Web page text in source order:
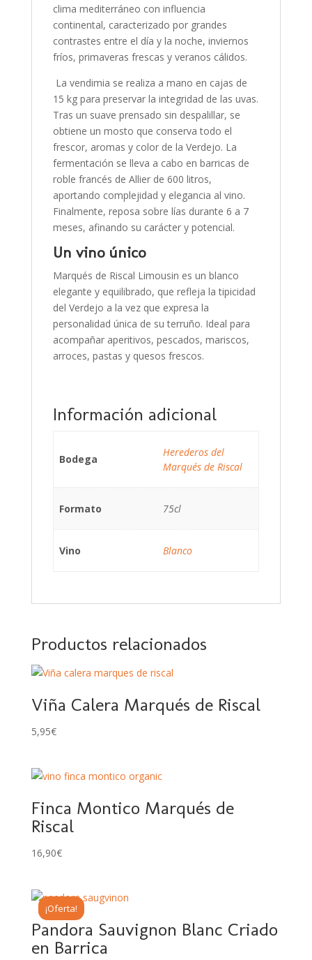
clima mediterráneo con influencia
continental, caracterizado por grandes
contrastes entre el día y la noche, inviernos
fríos, primaveras frescas y veranos cálidos.
La vendimia se realiza a mano en cajas de
15 kg para preservar la integridad de las uvas.
Tras un suave prensado sin despalillar, se
obtiene un mosto que conserva todo el
frescor, aromas y color de la Verdejo. La
fermentación se lleva a cabo en barricas de
roble francés de Allier de 600 litros,
aportando complejidad y elegancia al vino.
Finalmente, reposa sobre lías durante 6 a 7
meses, afinando su carácter y potencial.
Un vino único
Marqués de Riscal Limousin es un blanco
elegante y equilibrado, que refleja la tipicidad
del Verdejo a la vez que expresa la
personalidad única de su terruño. Ideal para
acompañar aperitivos, pescados, mariscos,
arroces, pastas y quesos frescos.
Información adicional
Bodega
Herederos del
Marqués de Riscal
Formato 75cl
Vino Blanco
Productos relacionados
Viña Calera Marqués de Riscal
5,95€
Finca Montico Marqués de
Riscal
16,90€
¡Oferta!
Pandora Sauvignon Blanc Criado
en Barrica